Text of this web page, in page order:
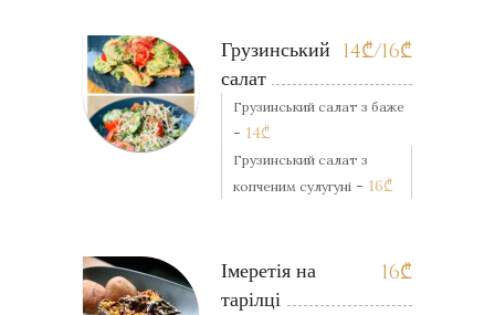
14₾/16₾
Грузинський
салат
Грузинський салат з баже
- 14₾
Грузинський салат з
копченим сулугуні - 16₾
16₾
Імеретія на
тарілці